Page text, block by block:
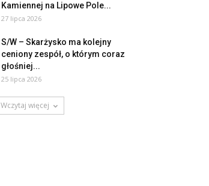
Kamiennej na Lipowe Pole...
27 lipca 2026
S/W – Skarżysko ma kolejny
ceniony zespół, o którym coraz
głośniej...
25 lipca 2026
Wczytaj więcej